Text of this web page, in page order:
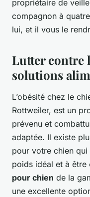
propriétaire de
compagnon à
lui, et il vous le
Lutter contre
solutions
L’obésité chez le
Rottweiler, est un
prévenu et
adaptée. Il existe
pour votre chien qui
poids idéal et à être
pour chien de la
une excellente